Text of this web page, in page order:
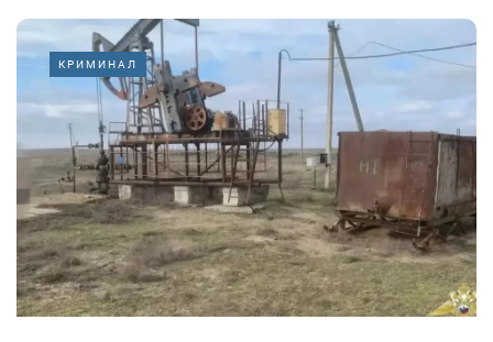
КРИМИНАЛ